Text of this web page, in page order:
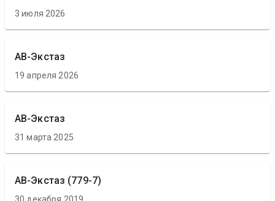
3 июля 2026
АВ-Экстаз
19 апреля 2026
АВ-Экстаз
31 марта 2025
АВ-Экстаз (779-7)